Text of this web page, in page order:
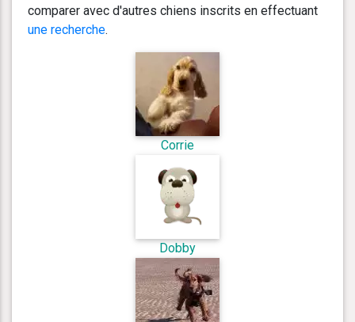
comparer avec d'autres chiens inscrits en effectuant
une recherche.
Corrie
Dobby